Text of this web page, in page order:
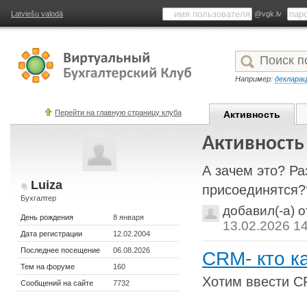
Latviešu valodā @vgk.lv
Например:
Перейти на главную страницу клуба Активность
Luiza
Бухгалтер
День рождения
8 января
Дата регистрации
12.02.2004
Последнее посещение
06.08.2026
Тем на форуме
160
Сообщений на сайте
7732
А зачем это?
добавил(-а)
13.02.2026
CRM- кто
Хотим ввести